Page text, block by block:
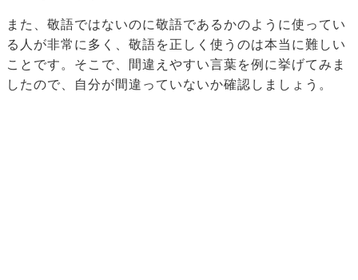
また、敬語ではないのに敬語であるかのように使ってい
る人が非常に多く、敬語を正しく使うのは本当に難しい
ことです。そこで、間違えやすい言葉を例に挙げてみま
したので、自分が間違っていないか確認しましょう。